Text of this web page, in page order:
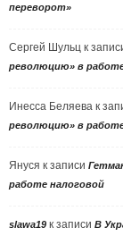
переворот»
Сергей Шульц к
революцию» в
Инесса Беляева к
революцию» в
Януся к записи
работе налоговой
slawa19 к записи В